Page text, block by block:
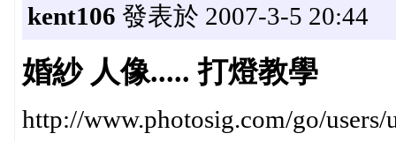
kent106 發表於 2007-3-5 20:44
婚紗 人像..... 打燈教學
http://www.photosig.com/go/